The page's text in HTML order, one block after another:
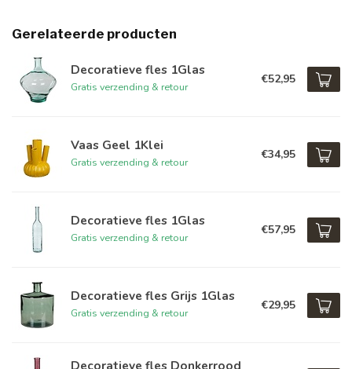
Gerelateerde producten
Decoratieve fles 1Glas
Gratis verzending & retour
€52,95
Vaas Geel 1Klei
Gratis verzending & retour
€34,95
Decoratieve fles 1Glas
Gratis verzending & retour
€57,95
Decoratieve fles Grijs 1Glas
Gratis verzending & retour
€29,95
Decoratieve fles Donkerrood